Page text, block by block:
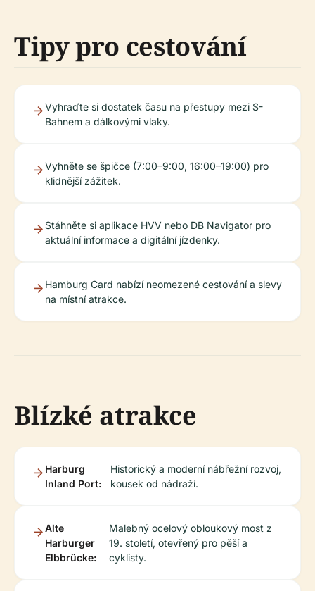
Tipy pro cestování
Vyhraďte si dostatek času na přestupy mezi S-
Bahnem a dálkovými vlaky.
Vyhněte se špičce (7:00–9:00, 16:00–19:00) pro
klidnější zážitek.
Stáhněte si aplikace HVV nebo DB Navigator pro
aktuální informace a digitální jízdenky.
Hamburg Card nabízí neomezené cestování a slevy
na místní atrakce.
Blízké atrakce
Harburg
Inland Port:
Historický a moderní nábřežní rozvoj,
kousek od nádraží.
Alte
Harburger
Elbbrücke:
Malebný ocelový obloukový most z
19. století, otevřený pro pěší a
cyklisty.